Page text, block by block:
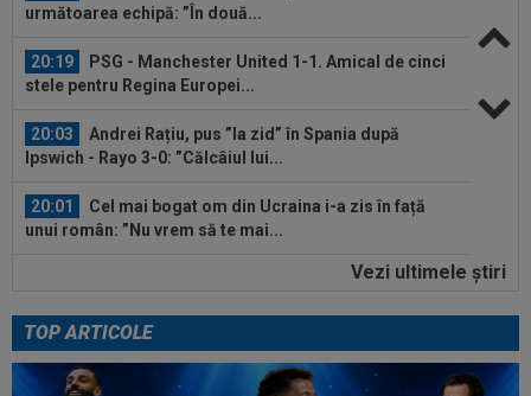
următoarea echipă: ”În două...
20:19
PSG - Manchester United 1-1. Amical de cinci
stele pentru Regina Europei...
20:03
Andrei Rațiu, pus ”la zid” în Spania după
Ipswich - Rayo 3-0: ”Călcâiul lui...
20:01
Cel mai bogat om din Ucraina i-a zis în față
unui român: ”Nu vrem să te mai...
Dinamo - FC Voluntari LIVE VIDEO, 21:30, la
19:57
Ce se întâmplă cu ultimul jucător transferat de
Dinamo la meciul cu FC Voluntari
Vezi ultimele ştiri
TOP ARTICOLE